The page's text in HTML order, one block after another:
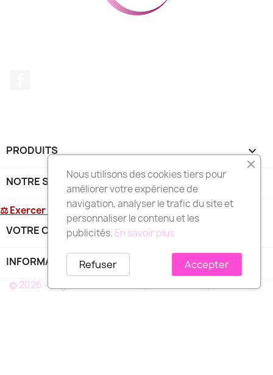
PRODUITS 
NOTRE SOCIÉTÉ
⚖ Exercer mon droit de rétractation
VOTRE COMPTE
INFORMATIONS
© 2026 - Logiciel e-commerce par PrestaShop™
Nous utilisons des cookies tiers pour
améliorer votre expérience de
navigation, analyser le trafic du site et
personnaliser le contenu et les
publicités. En savoir plus
Accepter
Refuser